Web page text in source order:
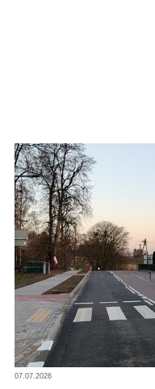
07.07.2026